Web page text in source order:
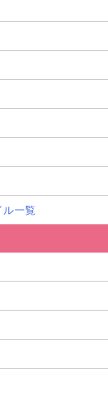
子どもたちに
での自分の役
ちが安心して
しっかりと制
ても心強いで
経験は、ただ
後の進路選択に
ブの大きな魅力
一覧